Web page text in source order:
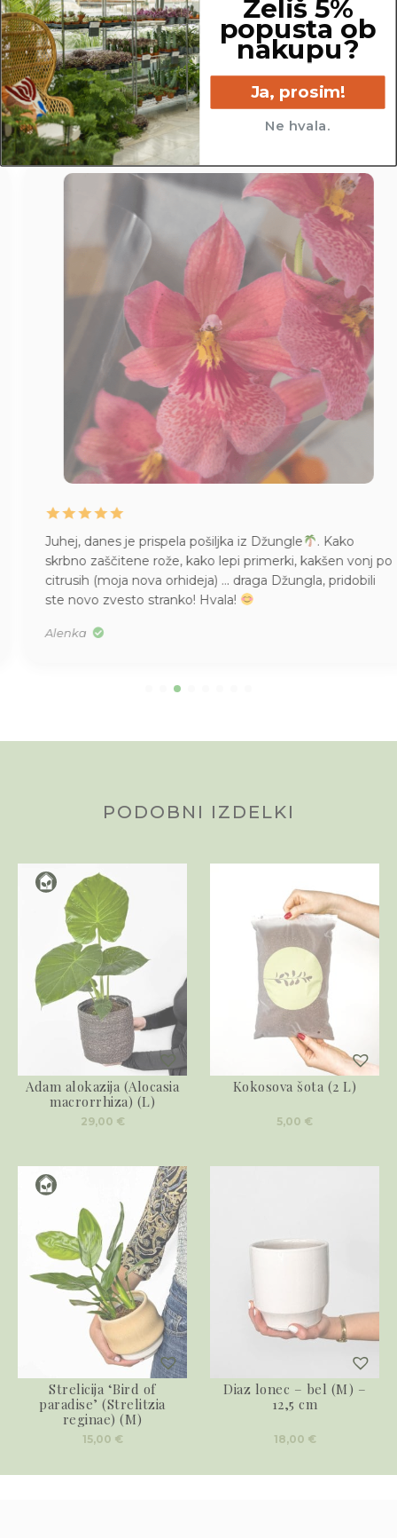
11.5 cm
Juhej, danes je prispela pošiljka iz Džungle
. Kako
skrbno zaščitene rože, kako lepi primerki, kakšen vonj po
citrusih (moja nova orhideja) … draga Džungla, pridobili
ste novo zvesto stranko! Hvala!
Alenka
PODOBNI IZDELKI
Adam alokazija (Alocasia
macrorrhiza) (L)
29,00 €
Kokosova šota (2 L)
5,00 €
Strelicija ‘Bird of
paradise’ (Strelitzia
reginae) (M)
15,00 €
Diaz lonec – bel (M) –
12,5 cm
18,00 €
Želiš 5%
popusta ob
nakupu?
Ja, prosim!
Ne hvala.